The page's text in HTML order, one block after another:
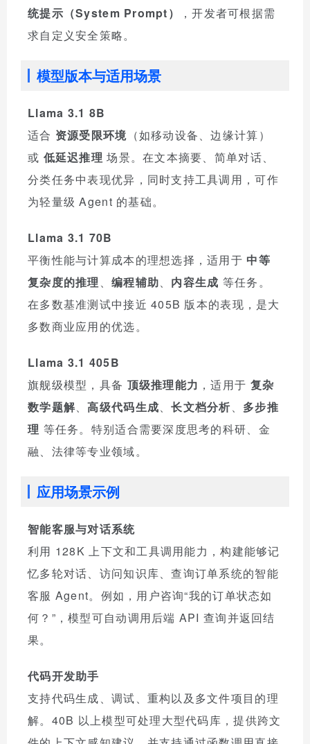
统提示（System Prompt）
，开发者可根据需
求自定义安全策略。
模型版本与适用场景
Llama 3.1 8B
适合 资源受限环境 （如移动设备、边缘计算）
或 低延迟推理 场景。在文本摘要、简单对话、
分类任务中表现优异，同时支持工具调用，可作
为轻量级 Agent 的基础。
Llama 3.1 70B
平衡性能与计算成本的理想选择，适用于 中等
复杂度的推理 、 编程辅助、 内容生成 等任务。
在多数基准测试中接近 405B 版本的表现，是大
多数商业应用的优选。
Llama 3.1 405B
旗舰级模型，具备 顶级推理能力 ，适用于 复杂
数学题解、高级代码生成、长文档分析、 多步推
理 等任务。特别适合需要深度思考的科研、金
融、法律等专业领域。
应用场景示例
智能客服与对话系统
利用 128K 上下文和工具调用能力，构建能够记
忆多轮对话、访问知识库、查询订单系统的智能
客服 Agent。例如，用户咨询“我的订单状态如
何？”，模型可自动调用后端 API 查询并返回结
果。
代码开发助手
支持代码生成、调试、重构以及多文件项目的理
解。40B 以上模型可处理大型代码库，提供跨文